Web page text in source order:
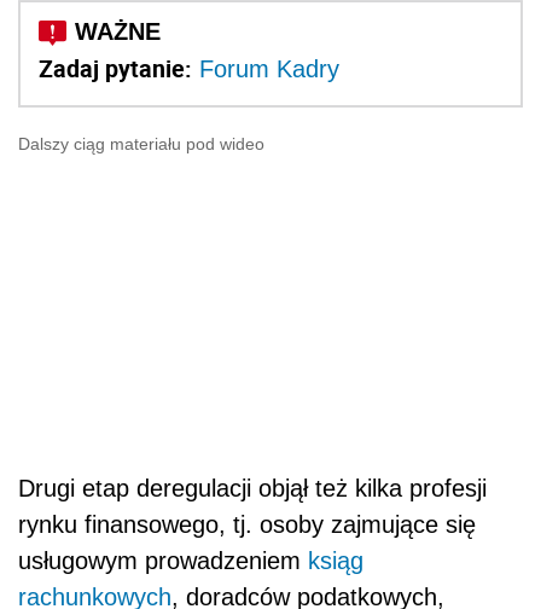
Zadaj pytanie: Forum Kadry
Dalszy ciąg materiału pod wideo
Drugi etap deregulacji objął też kilka profesji
rynku finansowego, tj. osoby zajmujące się
usługowym prowadzeniem ksiąg
rachunkowych, doradców podatkowych,